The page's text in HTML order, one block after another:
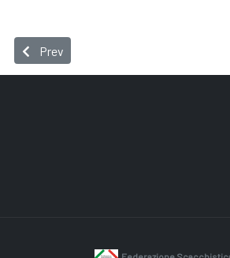
Previous article: Assoluto, un trio al
Prev